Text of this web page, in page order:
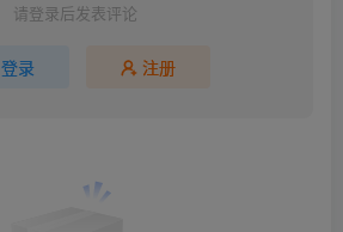
请登录后发表评论
登录 注册